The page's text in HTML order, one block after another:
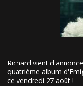
Richard vient
quatrième album
ce vendredi 27 août !